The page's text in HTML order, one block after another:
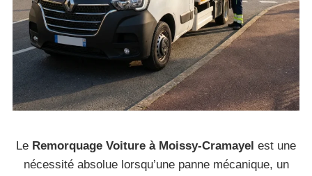
Le Remorquage Voiture à Moissy-Cramayel est une
nécessité absolue lorsqu’une panne mécanique, un